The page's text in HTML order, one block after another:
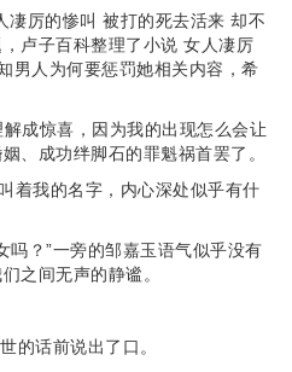
凄厉的惨叫 被打的死去活来 却不
卢子百科整理了小说 女人凄厉
男人为何要惩罚她相关内容，希
成惊喜，因为我的出现怎么会让
、成功绊脚石的罪魁祸首罢了。
着我的名字，内心深处似乎有什
吗？”一旁的邹嘉玉语气似乎没有
之间无声的静谧。
的话前说出了口。